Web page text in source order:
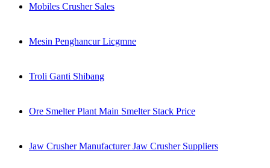
Mobiles Crusher Sales
Mesin Penghancur Licgmne
Troli Ganti Shibang
Ore Smelter Plant Main Smelter Stack Price
Jaw Crusher Manufacturer Jaw Crusher Suppliers